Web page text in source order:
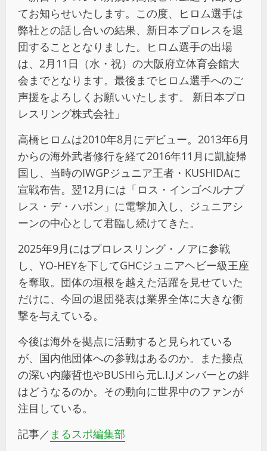
てお知らせいたします。この度、ヒロム選手は
弊社との話し合いの結果、新日本プロレスを退
団することとなりました。ヒロム選手の出場
は、2月11日（水・祝）の大阪府立体育会館大
会までとなります。最後までヒロム選手へのご
声援をよろしくお願いいたします。 新日本プロ
レスリング株式会社」
高橋ヒロムは2010年8月にデビュー。2013年6月
からの海外武者修行を経て2016年11月に凱旋帰
国し、当時のIWGPジュニア王者・KUSHIDAに
宣戦布告。翌12月には「ロス・インゴベルナブ
レス・デ・ハポン」に電撃加入し、ジュニアシ
ーンの中心として君臨し続けてきた。
2025年9月にはプロレスリング・ノアに参戦
し、YO-HEYを下してGHCジュニアヘビー級王座
を奪取。団体の垣根を越えた活躍を見せていた
だけに、今回の退団発表は業界全体に大きな衝
撃を与えている。
今後は海外を拠点に活動すると見られている
が、国内他団体への参戦はあるのか。また接点
の深い内藤哲也やBUSHIら元L.I.Jメンバーとの絆
はどうなるのか。その動向に世界中のファンが
注目している。
記事／ まるスポ編集部